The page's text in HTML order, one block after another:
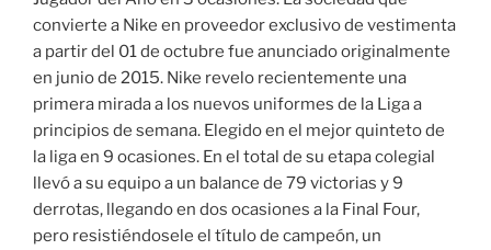
convierte a Nike en proveedor exclusivo de vestimenta
a partir del 01 de octubre fue anunciado originalmente
en junio de 2015. Nike revelo recientemente una
primera mirada a los nuevos uniformes de la Liga a
principios de semana. Elegido en el mejor quinteto de
la liga en 9 ocasiones. En el total de su etapa colegial
llevó a su equipo a un balance de 79 victorias y 9
derrotas, llegando en dos ocasiones a la Final Four,
pero resistiéndosele el título de campeón, un